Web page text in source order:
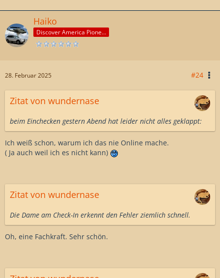
Haiko
Discover America Pioneer
28. Februar 2025 #24
Zitat von wundernase
beim Einchecken gestern Abend hat leider nicht alles geklappt:
Ich weiß schon, warum ich das nie Online mache.
( Ja auch weil ich es nicht kann)
Zitat von wundernase
Die Dame am Check-In erkennt den Fehler ziemlich schnell.
Oh, eine Fachkraft. Sehr schön.